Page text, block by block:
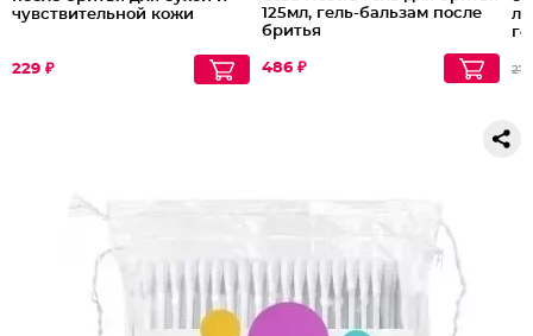
чувствительной кожи
229 ₽
125мл, гель-бальзам после
бритья
486 ₽ 271